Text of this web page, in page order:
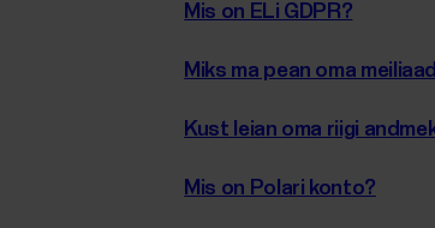
Mis on ELi GDPR?
Miks ma pean oma
Kust leian oma riigi
Mis on Polari konto?